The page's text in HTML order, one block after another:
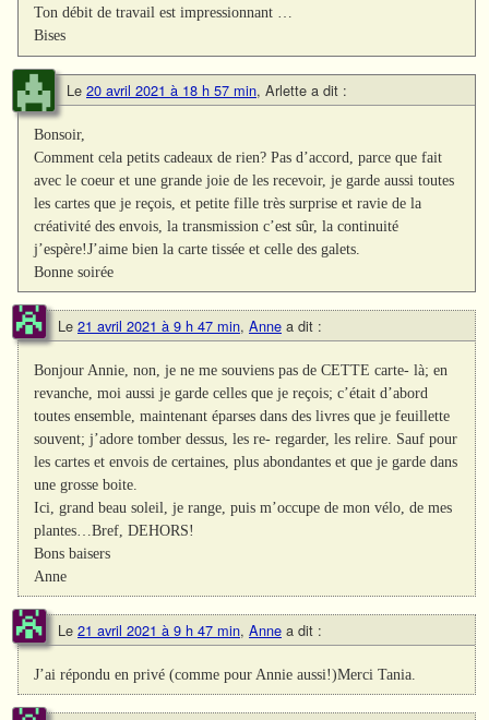
Ton débit de travail est impressionnant …
Bises
Le 20 avril 2021 à 18 h 57 min, Arlette a dit :
Bonsoir,
Comment cela petits cadeaux de rien? Pas d’accord, parce que fait
avec le coeur et une grande joie de les recevoir, je garde aussi toutes
les cartes que je reçois, et petite fille très surprise et ravie de la
créativité des envois, la transmission c’est sûr, la continuité
j’espère!J’aime bien la carte tissée et celle des galets.
Bonne soirée
Le 21 avril 2021 à 9 h 47 min, Anne a dit :
Bonjour Annie, non, je ne me souviens pas de CETTE carte- là; en
revanche, moi aussi je garde celles que je reçois; c’était d’abord
toutes ensemble, maintenant éparses dans des livres que je feuillette
souvent; j’adore tomber dessus, les re- regarder, les relire. Sauf pour
les cartes et envois de certaines, plus abondantes et que je garde dans
une grosse boite.
Ici, grand beau soleil, je range, puis m’occupe de mon vélo, de mes
plantes…Bref, DEHORS!
Bons baisers
Anne
Le 21 avril 2021 à 9 h 47 min, Anne a dit :
J’ai répondu en privé (comme pour Annie aussi!)Merci Tania.